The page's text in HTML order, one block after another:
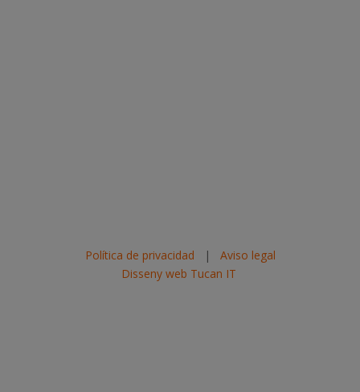
Política de privacidad | Aviso legal
Disseny web Tucan IT